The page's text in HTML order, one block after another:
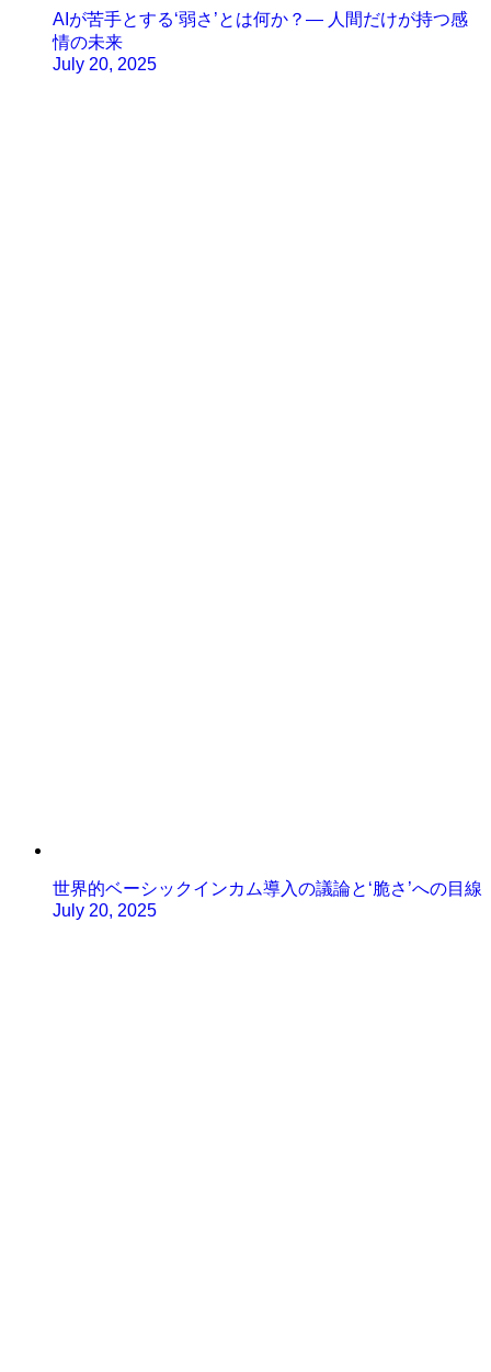
AIが苦手とする‘弱さ’とは何か？— 人間だけが持つ感
情の未来
July 20, 2025
世界的ベーシックインカム導入の議論と‘脆さ’への目線
July 20, 2025